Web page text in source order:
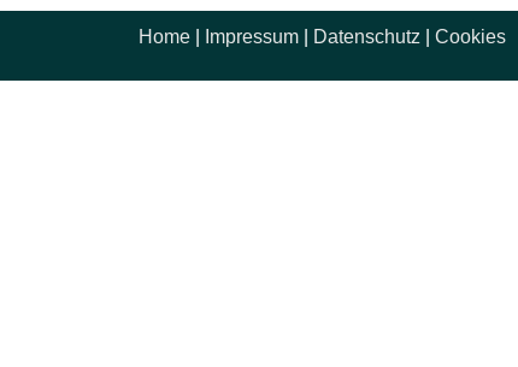
Home Impressum Datenschutz Cookies